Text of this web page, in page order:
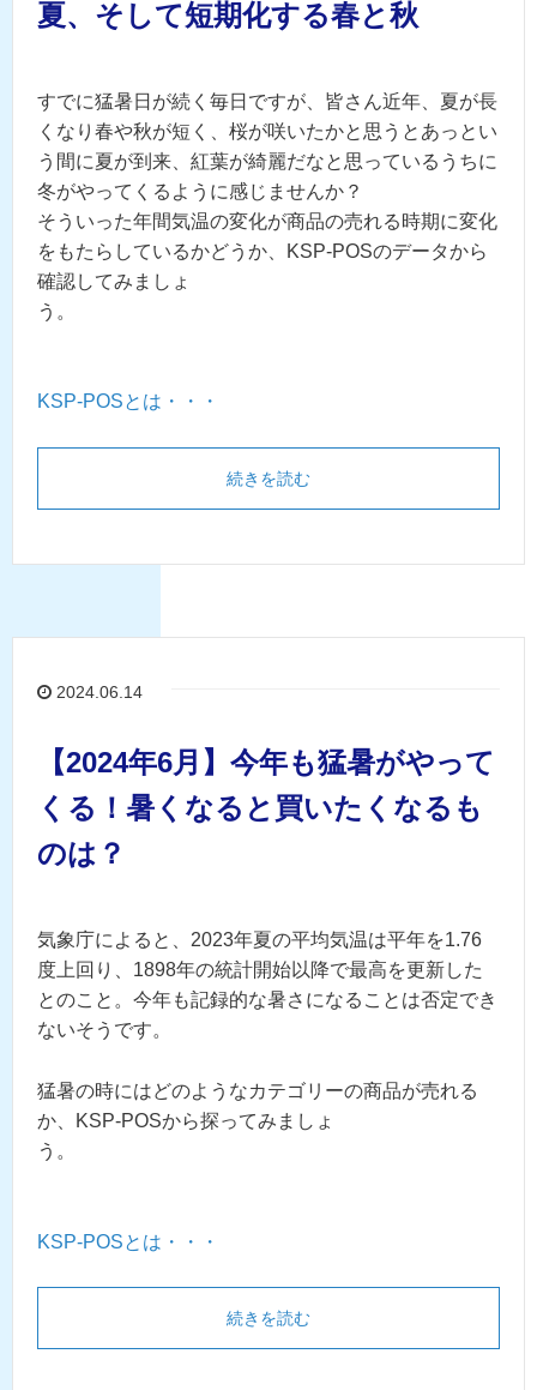
夏、そして短期化する春と秋
すでに猛暑日が続く毎日ですが、皆さん近年、夏が長
くなり春や秋が短く、桜が咲いたかと思うとあっとい
う間に夏が到来、紅葉が綺麗だなと思っているうちに
冬がやってくるように感じませんか？
そういった年間気温の変化が商品の売れる時期に変化
をもたらしているかどうか、
KSP-POSのデータから
確認してみましょ
う。
KSP-POSとは・・・
続きを読む
2024.06.14
【2024年6月】今年も猛暑がやって
くる！暑くなると買いたくなるも
のは？
気象庁によると、2023年夏の平均気温は平年を1.76
度上回り、1898年の統計開始以降で最高を更新した
とのこと。今年も記録的な暑さになることは否定でき
ないそうです。
猛暑の時にはどのようなカテゴリーの商品が売れる
か、KSP-POSから探ってみましょ
う。
KSP-POSとは・・・
続きを読む